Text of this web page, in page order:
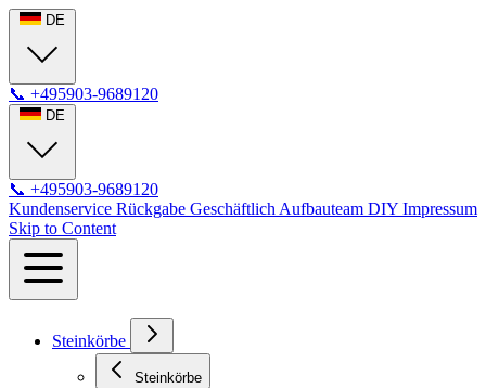
DE
📞 +495903-9689120
DE
📞 +495903-9689120
Kundenservice Rückgabe Geschäftlich Aufbauteam DIY Impressum
Skip to Content
Steinkörbe
Steinkörbe